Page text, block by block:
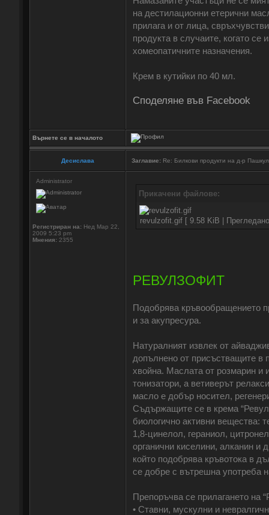
на дестилационни етерични
прилага и от лица,
продукта в случаите, когато се
хомеопатичните назначения.
Крем в кутийки по 40 мл.
Споделяне във Facebook
Върнете се в началото
Десислава Заглавие: Re: Билкови продукти на д-р
Administrator
Регистриран на: Нед Мар 22,
2009 5:23 pm
Мнения: 2355
Прикачени файлове:
revulzofit.gif [ 9.58 KiB |
РЕВУЛЗОФИТ
Подобрява кръвообращението
и за акупресура.
Натуралният извлек от
допълнено от присъстващите в
хвойна. Маслата от розмарин и
тонизатори, а ветиверът
масло е добър носител,
Съдържащите се в крема
биологично активни вещества:
1,8-цинелол, гераниол,
органични киселини, алканин и
който подобрява кръвотока в
се добре с вътрешна употреба
Препоръчва се прилагането на
• Ставни, мускулни и